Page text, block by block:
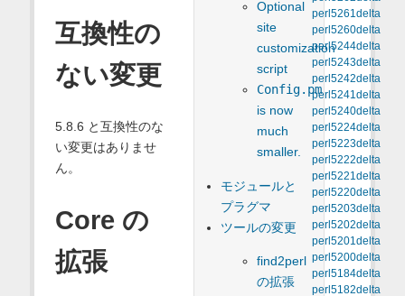
perl5261delta
perl5260delta
perl5244delta
perl5243delta
perl5242delta
perl5241delta
perl5240delta
perl5224delta
perl5223delta
perl5222delta
perl5221delta
perl5220delta
perl5203delta
perl5202delta
perl5201delta
perl5200delta
perl5184delta
perl5182delta
Optional
site
customization
script
Config.pm
is now
much
smaller.
モジュールと
プラグマ
ツールの変更
find2perl
の拡張
互換性の
ない変更
5.8.6 と互換性のな
い変更はありませ
ん。
Core の
拡張